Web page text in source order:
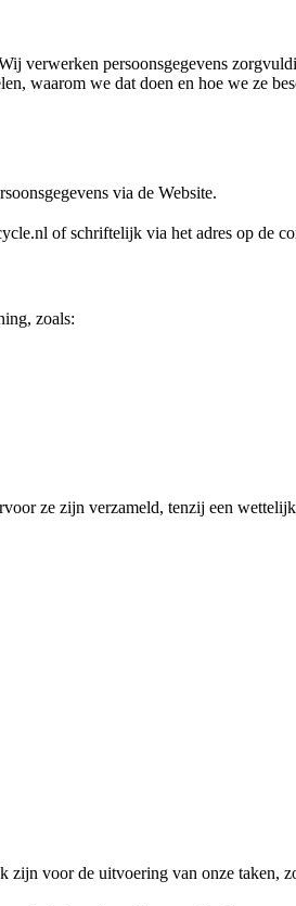
persoonsgegevens
waarom we dat doen en hoe we ze
via de Website.
of schriftelijk via het adres op de
zoals:
ze zijn verzameld, tenzij een
voor de uitvoering van onze taken,